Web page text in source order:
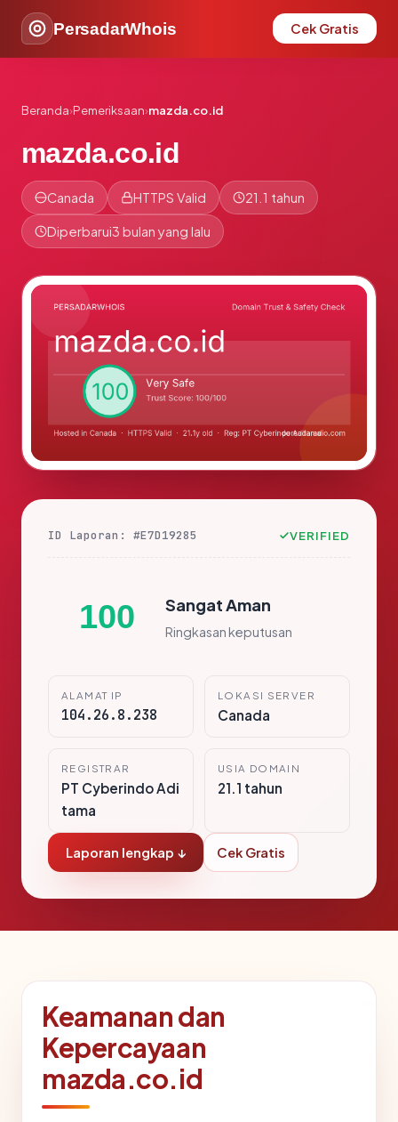
PersadarWhois Cek Gratis
Beranda›Pemeriksaan›mazda.co.id
mazda.co.id
Canada HTTPS Valid 21.1 tahun
Diperbarui3 bulan yang lalu
ID Laporan: #E7D19285 VERIFIED
100 Sangat Aman
Ringkasan keputusan
ALAMAT IP
104.26.8.238
LOKASI SERVER
Canada
REGISTRAR
PT Cyberindo Adi
tama
USIA DOMAIN
21.1 tahun
Laporan lengkap ↓ Cek Gratis
Keamanan dan
Kepercayaan
mazda.co.id